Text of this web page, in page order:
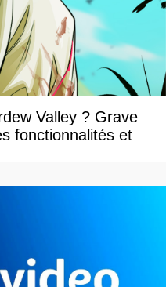
Valley ? Grave
fonctionnalités et